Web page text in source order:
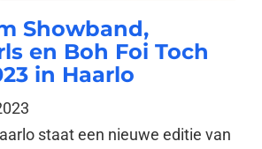
Showband,
en Boh Foi Toch
in Haarlo
staat een nieuwe editie van